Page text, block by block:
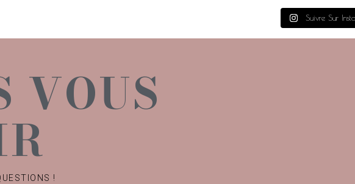
Suivre Sur Insta
VOUS
!